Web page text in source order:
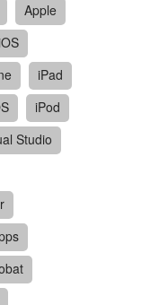
Apple
iPad
iPod
Studio